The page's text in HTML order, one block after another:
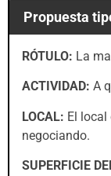
Propuesta
RÓTULO: La
ACTIVIDAD: A
LOCAL: El local
negociando.
SUPERFICIE